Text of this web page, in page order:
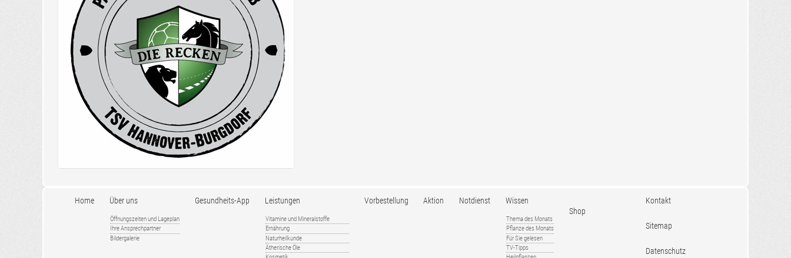
Home Über uns
Öffnungszeiten und Lageplan
Ihre Ansprechpartner
Bildergalerie
Gesundheits-App Leistungen
Vitamine und Mineralstoffe
Ernährung
Naturheilkunde
Ätherische Öle
Vorbestellung Aktion Notdienst Wissen
Thema des Monats
Pflanze des Monats
Für Sie gelesen
TV-Tipps
Shop
Kontakt
Sitemap
Datenschutz